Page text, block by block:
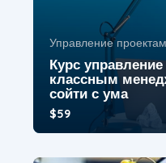
Управление
Курс
классным
сойти с ума
$59
для проджект и